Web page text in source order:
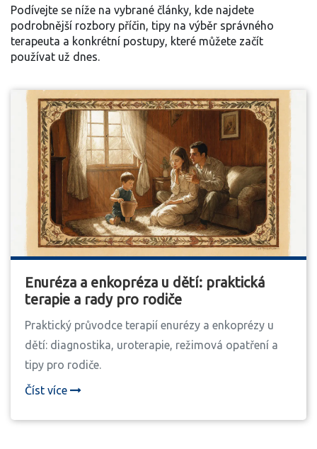
Podívejte se níže na vybrané články, kde najdete
podrobnější rozbory příčin, tipy na výběr správného
terapeuta a konkrétní postupy, které můžete začít
používat už dnes.
Enuréza a enkopréza u dětí: praktická
terapie a rady pro rodiče
Praktický průvodce terapií enurézy a enkoprézy u
dětí: diagnostika, uroterapie, režimová opatření a
tipy pro rodiče.
Číst více